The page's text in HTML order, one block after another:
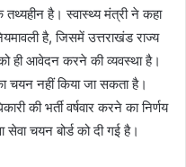
है। स्वास्थ्य मंत्री ने कहा
है, जिसमें उत्तराखंड राज्य
ही आवेदन करने की व्यवस्था है।
चयन नहीं किया जा सकता है।
की भर्ती वर्षवार करने का निर्णय
सेवा चयन बोर्ड को दी गई है।